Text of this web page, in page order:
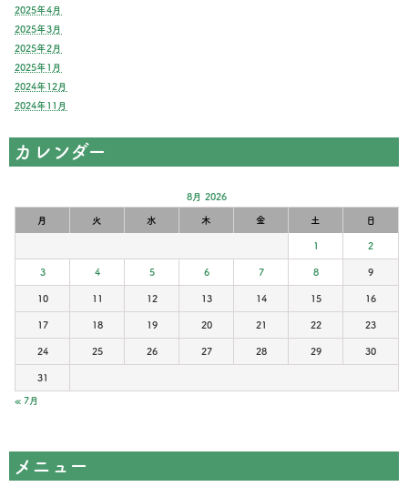
2025年4月
2025年3月
2025年2月
2025年1月
2024年12月
2024年11月
カレンダー
8月 2026
月 火 水 木 金 土 日
1 2
3 4 5 6 7 8 9
10 11 12 13 14 15 16
17 18 19 20 21 22 23
24 25 26 27 28 29 30
31
« 7月
メニュー